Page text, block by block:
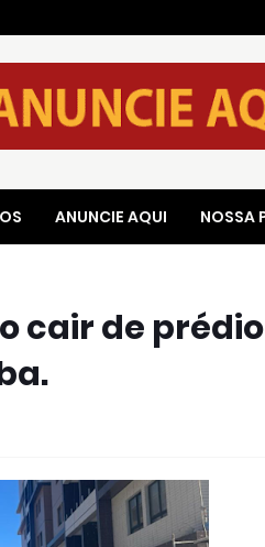
ANUNCIE AQUI NOSSA
cair de